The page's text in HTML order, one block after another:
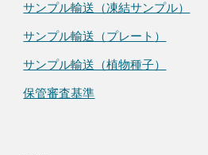
サンプル輸送（凍結サンプル）
サンプル輸送（プレート ）
サンプル輸送（植物種子）
保管審査基準